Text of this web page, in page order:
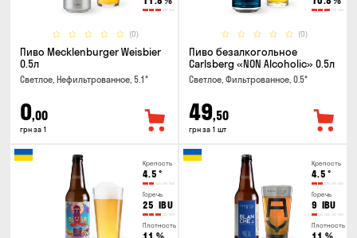
(0)
Пиво Mecklenburger Weisbier
0.5л
Светлое, Нефильтрованное, 5.1°
0,00
грн за 1
(0)
Пиво безалкогольное
Carlsberg «NON Alcoholic» 0.5л
Светлое, Фильтрованное, 0.5°
49,50
грн за 1 шт
Крепость
4.5 °
Горечь
25 IBU
Плотность
Крепость
4.5 °
Горечь
9 IBU
Плотность